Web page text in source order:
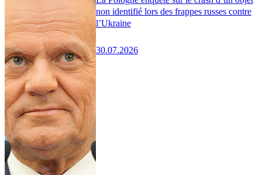
non identifié lors des frappes russes contre
l’Ukraine
30.07.2026